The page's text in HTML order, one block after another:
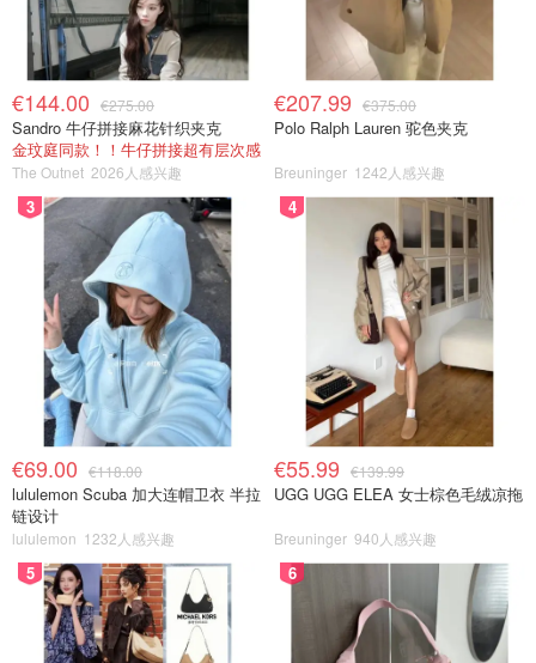
€144.00 €275.00
Sandro 牛仔拼接麻花针织夹克
金玟庭同款！！牛仔拼接超有层次感
The Outnet 2026人感兴趣
€207.99 €375.00
Polo Ralph Lauren 驼色夹克
Breuninger 1242人感兴趣
3
€69.00 €118.00
lululemon Scuba 加大连帽卫衣 半拉
链设计
lululemon 1232人感兴趣
4
€55.99 €139.99
UGG UGG ELEA 女士棕色毛绒凉拖
Breuninger 940人感兴趣
5 6